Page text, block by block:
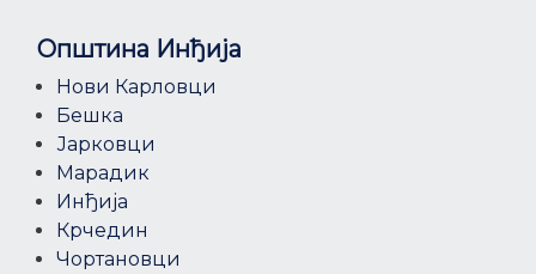
Општина Инђија
Нови Карловци
Бешка
Јарковци
Марадик
Инђија
Крчедин
Чортановци